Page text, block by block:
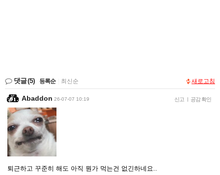
댓글(5) 등록순 최신순 새로고침
Abaddon 26-07-07 10:19 신고 | 공감 확인
퇴근하고 꾸준히 해도 아직 뭔가 먹는건 없긴하네요..